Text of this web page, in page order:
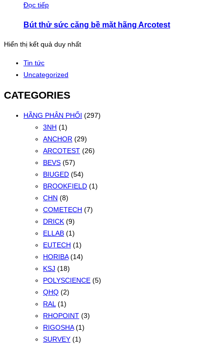
Đọc tiếp
Bút thử sức căng bề mặt hãng Arcotest
Hiển thị kết quả duy nhất
Tin tức
Uncategorized
CATEGORIES
HÃNG PHÂN PHỐI (297)
3NH (1)
ANCHOR (29)
ARCOTEST (26)
BEVS (57)
BIUGED (54)
BROOKFIELD (1)
CHN (8)
COMETECH (7)
DRICK (9)
ELLAB (1)
EUTECH (1)
HORIBA (14)
KSJ (18)
POLYSCIENCE (5)
QHQ (2)
RAL (1)
RHOPOINT (3)
RIGOSHA (1)
SURVEY (1)